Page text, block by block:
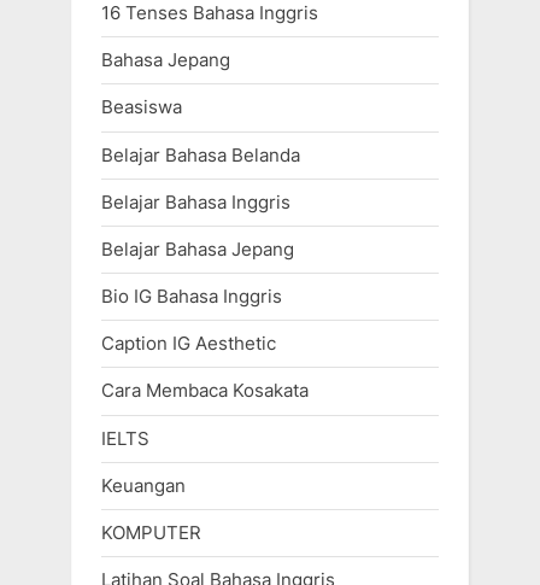
16 Tenses Bahasa Inggris
Bahasa Jepang
Beasiswa
Belajar Bahasa Belanda
Belajar Bahasa Inggris
Belajar Bahasa Jepang
Bio IG Bahasa Inggris
Caption IG Aesthetic
Cara Membaca Kosakata
IELTS
Keuangan
KOMPUTER
Latihan Soal Bahasa Inggris